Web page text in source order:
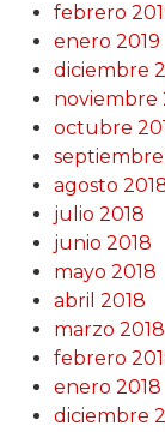
febrero
enero 2019
diciembre
noviembre
octubre
septiembre
agosto
julio 2018
junio 2018
mayo 2018
abril 2018
marzo 2018
febrero
enero 2018
diciembre